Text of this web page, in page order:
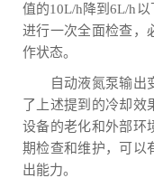
值的10L/h降到6L/h
进行一次全面检查，
作状态。
自动液氮泵输出变
了上述提到的冷却效
设备的老化和外部环
期检查和维护，可以
出能力。